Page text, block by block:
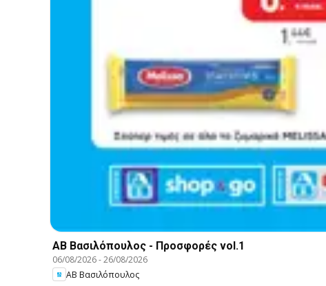
ΑΒ Βασιλόπουλος - Προσφορές vol.1
06/08/2026-26/08/2026
ΑΒ Βασιλόπουλος